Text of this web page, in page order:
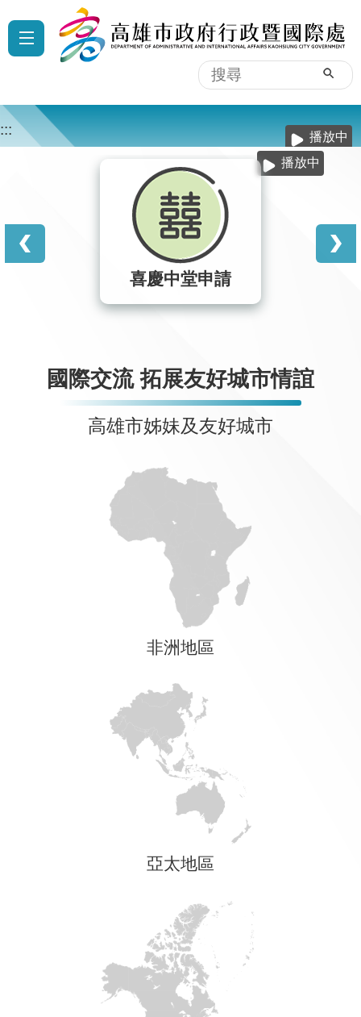
跳到主要內容區塊
搜
尋
播放中
:::
播放中
喜慶中堂申請
國際交流 拓展友好城市情誼
高雄市姊妹及友好城市
非洲地區
亞太地區